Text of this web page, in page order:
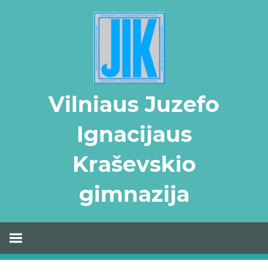
Vilniaus Juzefo
Ignacijaus
Kraševskio
gimnazija